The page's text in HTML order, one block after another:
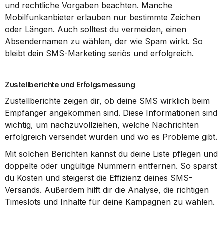
und rechtliche Vorgaben beachten. Manche
Mobilfunkanbieter erlauben nur bestimmte Zeichen
oder Längen. Auch solltest du vermeiden, einen
Absendernamen zu wählen, der wie Spam wirkt. So
bleibt dein SMS-Marketing seriös und erfolgreich.
Zustellberichte und Erfolgsmessung
Zustellberichte zeigen dir, ob deine SMS wirklich beim
Empfänger angekommen sind. Diese Informationen sind
wichtig, um nachzuvollziehen, welche Nachrichten
erfolgreich versendet wurden und wo es Probleme gibt.
Mit solchen Berichten kannst du deine Liste pflegen und
doppelte oder ungültige Nummern entfernen. So sparst
du Kosten und steigerst die Effizienz deines SMS-
Versands. Außerdem hilft dir die Analyse, die richtigen
Timeslots und Inhalte für deine Kampagnen zu wählen.